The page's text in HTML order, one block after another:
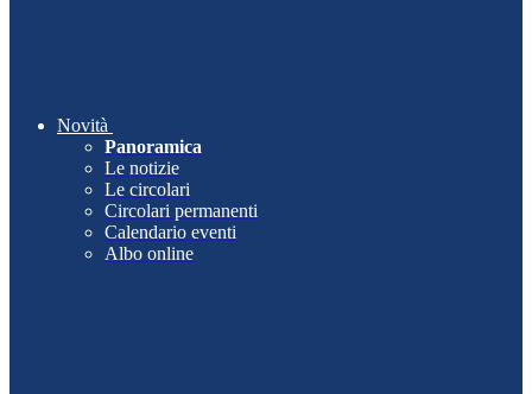
Novità
Panoramica
Le notizie
Le circolari
Circolari permanenti
Calendario eventi
Albo online